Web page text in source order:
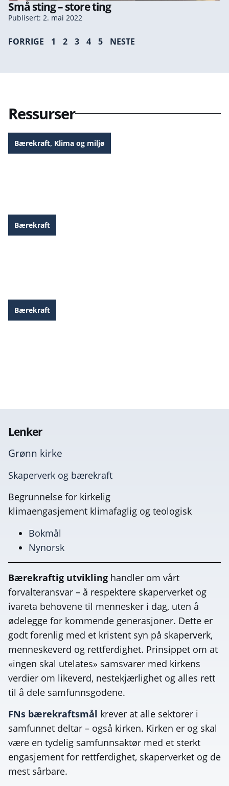
Små sting – store ting
Publisert: 2. mai 2022
FORRIGE 1 2 3 4 5 NESTE
Ressurser
Bærekraft, Klima og miljø
Bærekraft
Bærekraft
Lenker
Grønn kirke
Skaperverk og bærekraft
Begrunnelse for kirkelig
klimaengasjement klimafaglig og teologisk
Bokmål
Nynorsk
Bærekraftig utvikling handler om vårt
forvalteransvar – å respektere skaperverket og
ivareta behovene til mennesker i dag, uten å
ødelegge for kommende generasjoner. Dette er
godt forenlig med et kristent syn på skaperverk,
menneskeverd og rettferdighet. Prinsippet om at
«ingen skal utelates» samsvarer med kirkens
verdier om likeverd, nestekjærlighet og alles rett
til å dele samfunnsgodene.
FNs bærekraftsmål krever at alle sektorer i
samfunnet deltar – også kirken. Kirken er og skal
være en tydelig samfunnsaktør med et sterkt
engasjement for rettferdighet, skaperverket og de
mest sårbare.